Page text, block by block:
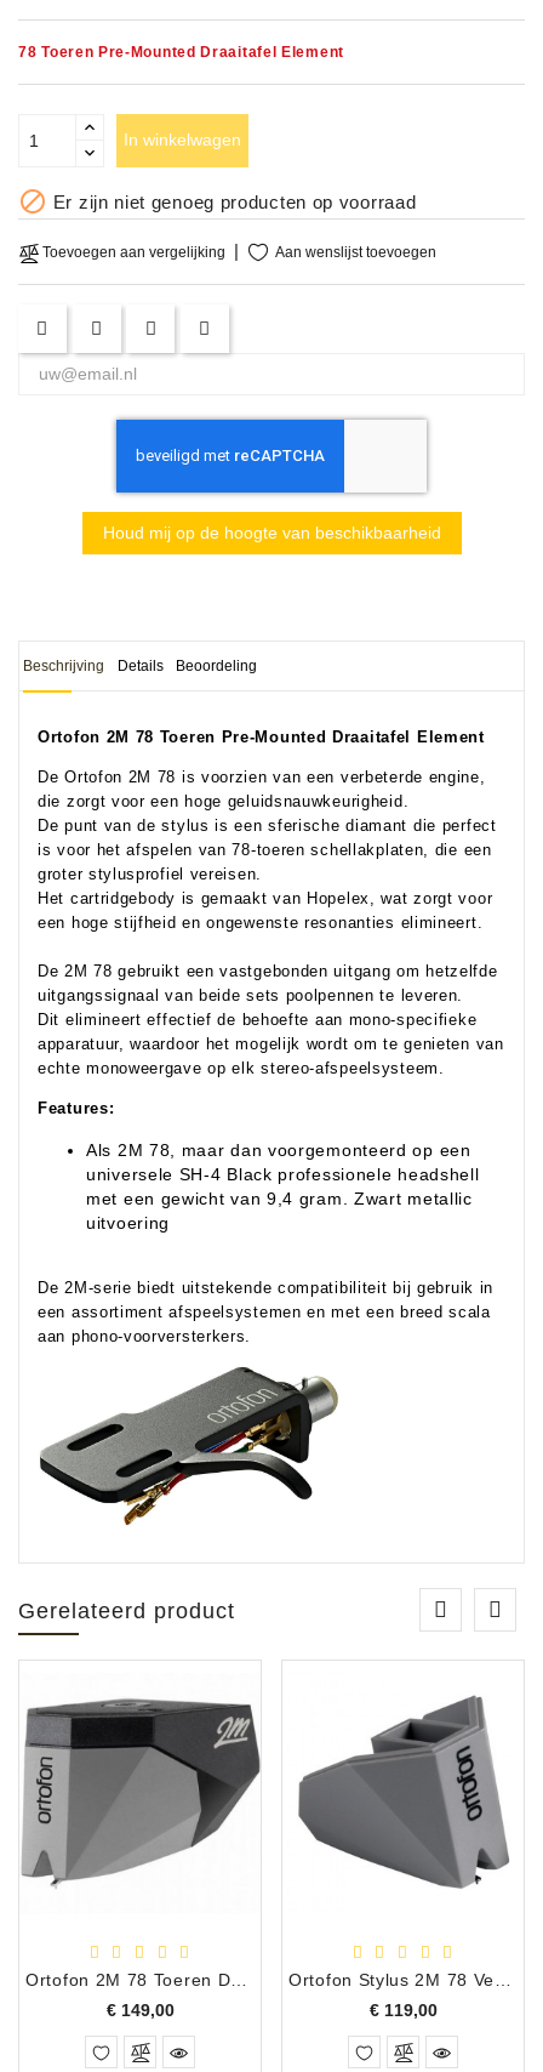
OCCASIONS
DEMONSTRATIES
&
CLINICS
SERVICE
DIENSTEN
78 Toeren Pre-Mounted Draaitafel Element
In winkelwagen
 Er zijn niet genoeg producten op voorraad
Toevoegen aan vergelijking Aan wenslijst toevoegen
Houd mij op de hoogte van beschikbaarheid
Beschrijving Details Beoordeling
Ortofon 2M 78 Toeren Pre-Mounted Draaitafel Element
De Ortofon 2M 78 is voorzien van een verbeterde engine,
die zorgt voor een hoge geluidsnauwkeurigheid.
De punt van de stylus is een sferische diamant die perfect
is voor het afspelen van 78-toeren schellakplaten, die een
groter stylusprofiel vereisen.
Het cartridgebody is gemaakt van Hopelex, wat zorgt voor
een hoge stijfheid en ongewenste resonanties elimineert.
De 2M 78 gebruikt een vastgebonden uitgang om hetzelfde
uitgangssignaal van beide sets poolpennen te leveren.
Dit elimineert effectief de behoefte aan mono-specifieke
apparatuur, waardoor het mogelijk wordt om te genieten van
echte monoweergave op elk stereo-afspeelsysteem.
Features:
Als 2M 78, maar dan voorgemonteerd op een
universele SH-4 Black professionele headshell
met een gewicht van 9,4 gram. Zwart metallic
uitvoering
De 2M-serie biedt uitstekende compatibiliteit bij gebruik in
een assortiment afspeelsystemen en met een breed scala
aan phono-voorversterkers.
Gerelateerd product
€ 149,00Prijs
€ 119,00Prijs